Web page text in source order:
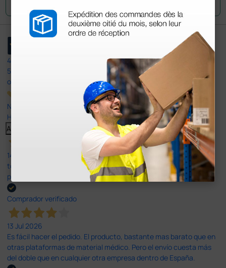
4,4
597
opiniones
Nuestras reseñas de 4 y 5 estrellas.
Haga clic aquí para leerlos todos >
Anterior
14 Jul 2026
todo correcto. podria señalar que un poco caro los portes y el
plazo de entrega se alarga.
Comprador verificado
13 Jul 2026
Es fácil hacer el pedido. El producto, bastante mas barato que en
otras plataformas de material médico. Pero el envío cuesta más
del doble que en cualquier otra empresa dentro de España.